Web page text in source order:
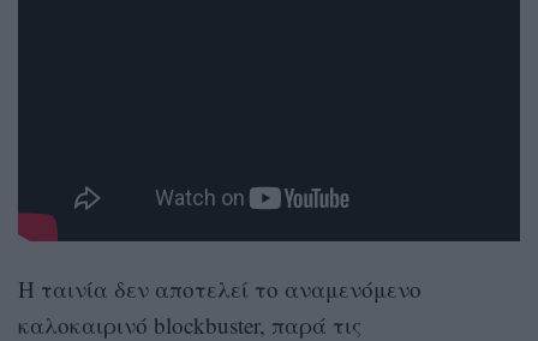
Η ταινία δεν αποτελεί το αναμενόμενο
καλοκαιρινό blockbuster, παρά τις